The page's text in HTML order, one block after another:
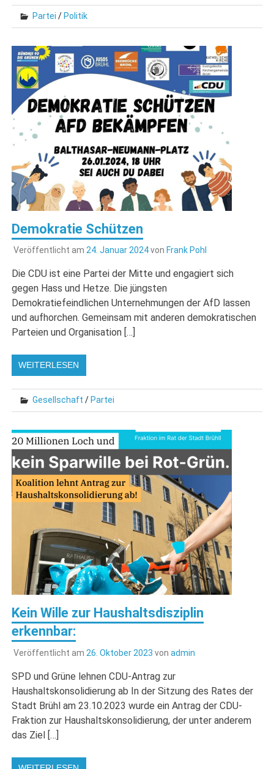
Partei / Politik
Demokratie Schützen
Veröffentlicht am 24. Januar 2024von Frank Pohl
Die CDU ist eine Partei der Mitte und engagiert sich
gegen Hass und Hetze. Die jüngsten
Demokratiefeindlichen Unternehmungen der AfD lassen
und aufhorchen. Gemeinsam mit anderen demokratischen
Parteien und Organisation […]
WEITERLESEN
Gesellschaft / Partei
Kein Wille zur Haushaltsdisziplin
erkennbar:
Veröffentlicht am 26. Oktober 2023 von admin
SPD und Grüne lehnen CDU-Antrag zur
Haushaltskonsolidierung ab In der Sitzung des Rates der
Stadt Brühl am 23.10.2023 wurde ein Antrag der CDU-
Fraktion zur Haushaltskonsolidierung, der unter anderem
das Ziel […]